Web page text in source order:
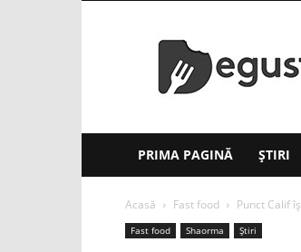
Degustăm(.ro)
PRIMA PAGINĂ ȘTIRI
Acasă Fast food Punct Calif
Fast food Shaorma Știri